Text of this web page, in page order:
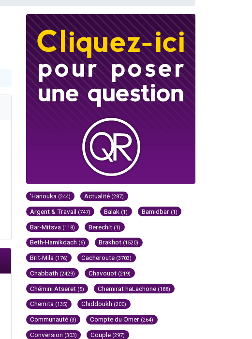
'Hanouka (244) Actualité (287)
Argent & Travail (747) Balak (1) Bamidbar (1)
Bar-Mitsva (118) Berechit (1)
Beth-Hamikdach (6) Brakhot (1520)
Brit-Mila (176) Cacheroute (3703)
Chabbath (2429) Chavouot (219)
Chémini Atseret (5) Chemirat haLachone (188)
Chemita (135) Chiddoukh (200)
Communauté (3) Compte du Omer (264)
Conversion (303) Couple (297)